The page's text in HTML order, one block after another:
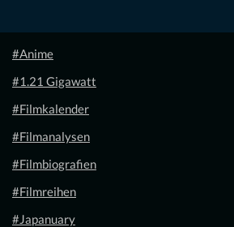
#Anime
#1.21 Gigawatt
#Filmkalender
#Filmanalysen
#Filmbiografien
#Filmreihen
#Japanuary